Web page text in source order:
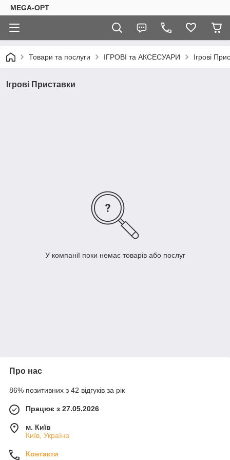
MEGA-OPT
Товари та послуги ІГРОВІ та АКСЕСУАРИ Ігрові
Ігрові Приставки
У компанії поки немає товарів або послуг
Про нас
86% позитивних з 42 відгуків за рік
Працює з 27.05.2026
м. Київ
Київ, Україна
Контакти